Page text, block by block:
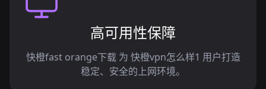
高可用性保障
快橙fast orange下载 为 快橙vpn怎么样1 用户打造
稳定、安全的上网环境。